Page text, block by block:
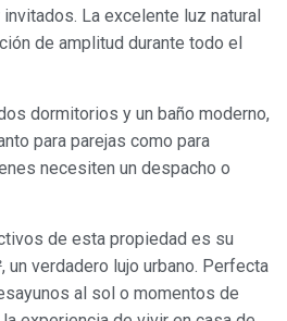
La excelente luz natural
de amplitud durante todo el
dormitorios y un baño moderno,
para parejas como para
necesiten un despacho o
de esta propiedad es su
un verdadero lujo urbano. Perfecta
al sol o momentos de
y análisis del
este tipo de cookies se
la actividad de la web para la
navegación de los usuarios con
en función del análisis de los
los usuarios del servicio. Permiten
preferencia del usuario para
de productos recomendados.